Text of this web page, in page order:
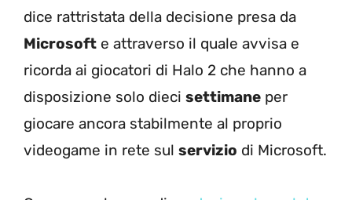
dice rattristata della decisione presa da
Microsoft e attraverso il quale avvisa e
ricorda ai giocatori di Halo 2 che hanno a
disposizione solo dieci settimane per
giocare ancora stabilmente al proprio
videogame in rete sul servizio di Microsoft.